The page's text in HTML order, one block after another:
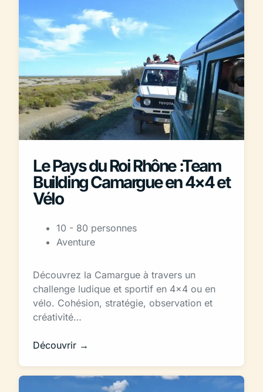
Le Pays du Roi Rhône :Team
Building Camargue en 4×4 et
Vélo
10 - 80 personnes
Aventure
Découvrez la Camargue à travers un
challenge ludique et sportif en 4x4 ou en
vélo. Cohésion, stratégie, observation et
créativité…
Découvrir →